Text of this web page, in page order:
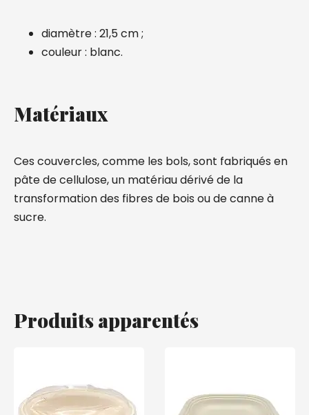
diamètre : 21,5 cm ;
couleur : blanc.
Matériaux
Ces couvercles, comme les bols, sont fabriqués en
pâte de cellulose, un matériau dérivé de la
transformation des fibres de bois ou de canne à
sucre.
Produits apparentés